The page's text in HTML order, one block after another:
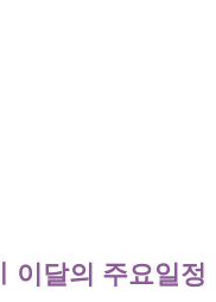
ㅣ이달의 주요일정